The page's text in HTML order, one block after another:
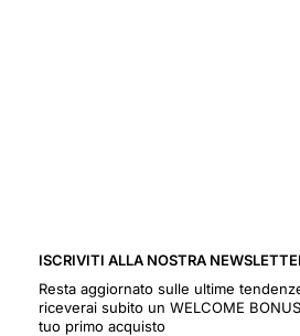
ISCRIVITI ALLA NOSTRA
Resta aggiornato sulle ultime
riceverai subito un WELCOME
tuo primo acquisto